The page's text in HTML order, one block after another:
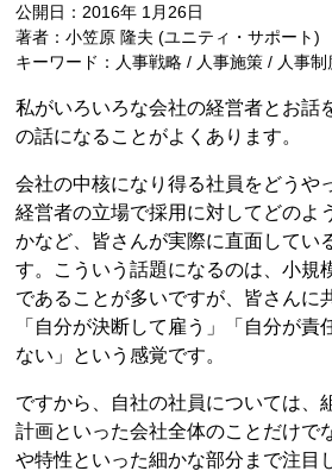
公開日：2016年 1月26日
著者：小笠原 隆夫 (ユニティ・サポート)
キーワード：人事戦略 / 人事施策 / 人事
私がいろいろな会社の経営者とお話
の話になることがよくあります。
会社の中核になり得る社員をどうや
経営者の立場で採用に対してどのよ
かなど、皆さんが実際に直面してい
す。こういう話題になるのは、小規
であることが多いですが、皆さんに
「自分が決断して雇う」「自分が責
ない」という感覚です。
ですから、自社の社員については、
計画といった会社全体のことだけで
や特性といった細かな部分まで注目